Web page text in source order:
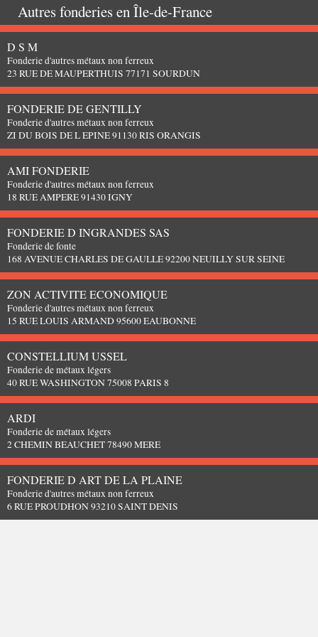
Autres fonderies enÎle-de-France
D S M
Fonderie d'autres métaux non ferreux
23 RUE DE MAUPERTHUIS 77171 SOURDUN
FONDERIE DE GENTILLY
Fonderie d'autres métaux non ferreux
ZI DU BOIS DE L EPINE 91130 RIS ORANGIS
AMI FONDERIE
Fonderie d'autres métaux non ferreux
18 RUE AMPERE 91430 IGNY
FONDERIE D INGRANDES SAS
Fonderie de fonte
168 AVENUE CHARLES DE GAULLE 92200 NEUILLY SUR SEINE
ZON ACTIVITE ECONOMIQUE
Fonderie d'autres métaux non ferreux
15 RUE LOUIS ARMAND 95600 EAUBONNE
CONSTELLIUM USSEL
Fonderie de métaux légers
40 RUE WASHINGTON 75008 PARIS 8
ARDI
Fonderie de métaux légers
2 CHEMIN BEAUCHET 78490 MERE
FONDERIE D ART DE LA PLAINE
Fonderie d'autres métaux non ferreux
6 RUE PROUDHON 93210 SAINT DENIS